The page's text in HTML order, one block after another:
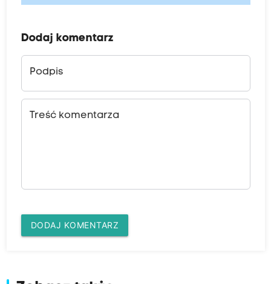
Dodaj komentarz
Podpis
Treść komentarza
DODAJ KOMENTARZ